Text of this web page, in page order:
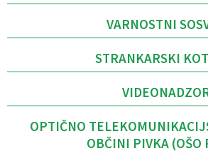
VARNOSTNI
STRANKARSKI
OPTIČNO
OBČINI PIVKA (OŠO